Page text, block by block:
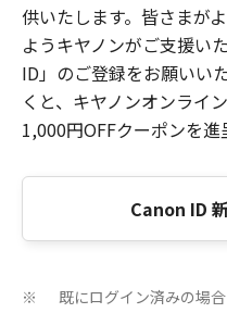
供いたします。皆さまが
ようキヤノンがご支援い
ID」のご登録をお願いい
くと、キヤノンオンライ
1,000円OFFクーポンを進
Canon ID
※ 既にログイン済みの場